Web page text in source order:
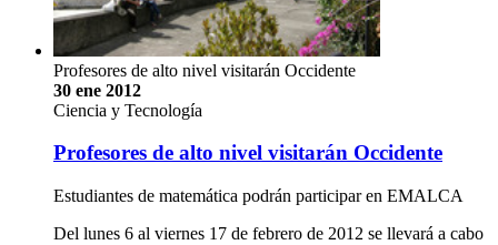
Profesores de alto nivel visitarán Occidente
30 ene 2012
Ciencia y Tecnología
Profesores de alto nivel visitarán Occidente
Estudiantes de matemática podrán participar en EMALCA
Del lunes 6 al viernes 17 de febrero de 2012 se llevará a cabo